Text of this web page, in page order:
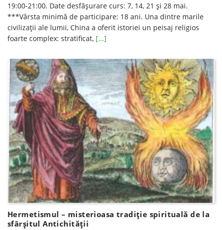
19:00-21:00. Date desfăşurare curs: 7, 14, 21 și 28 mai.
***Vârsta minimă de participare: 18 ani. Una dintre marile
civilizații ale lumii, China a oferit istoriei un peisaj religios
foarte complex: stratificat, [...]
Hermetismul – misterioasa tradiție spirituală de la
sfârșitul Antichității